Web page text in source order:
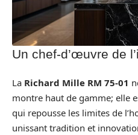
Un chef-d’œuvre de
La Richard Mille RM 75-01
montre haut de gamme; elle
qui repousse les limites de
unissant tradition et